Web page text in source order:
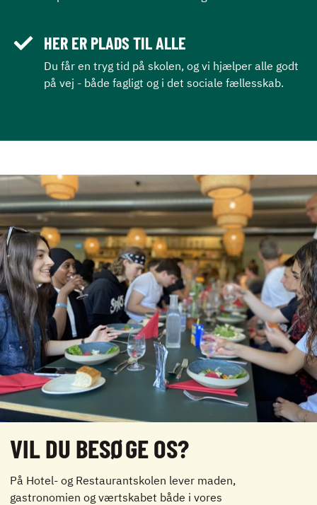
HER ER PLADS TIL ALLE
Du får en tryg tid på skolen, og vi hjælper alle godt
på vej - både fagligt og i det sociale fællesskab.
VIL DU BESØGE OS?
På Hotel- og Restaurantskolen lever maden,
gastronomien og værtskabet både i vores